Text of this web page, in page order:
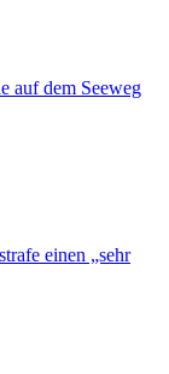
auf dem Seeweg
einen „sehr